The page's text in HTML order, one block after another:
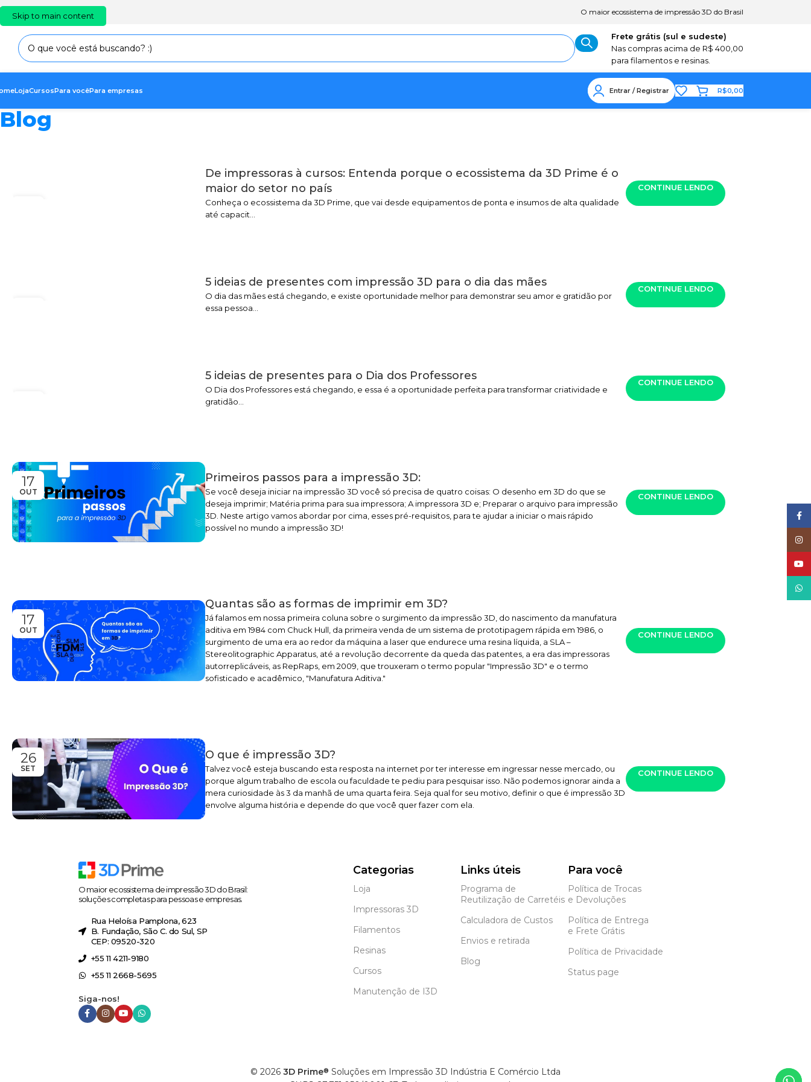
Skip to main content
EN PT ES O maior ecossistema de impressão 3D do Brasil
Frete grátis (sul e sudeste)
Nas compras acima de R$ 400,00
para filamentos e resinas.
LojaCursosPara vocêPara empresas Entrar / Registrar R$0,00
Blog
De impressoras à cursos: Entenda porque o ecossistema da 3D Prime é o
maior do setor no país
Conheça o ecossistema da 3D Prime, que vai desde equipamentos de ponta e insumos de alta qualidade
até capacit...
CONTINUE LENDO
5 ideias de presentes com impressão 3D para o dia das mães
O dia das mães está chegando, e existe oportunidade melhor para demonstrar seu amor e gratidão por
essa pessoa...
CONTINUE LENDO
5 ideias de presentes para o Dia dos Professores
O Dia dos Professores está chegando, e essa é a oportunidade perfeita para transformar criatividade e
gratidão...
CONTINUE LENDO
17
OUT
Primeiros passos para a impressão 3D:
Se você deseja iniciar na impressão 3D você só precisa de quatro coisas: O desenho em 3D do que se
deseja imprimir; Matéria prima para sua impressora; A impressora 3D e; Preparar o arquivo para impressão
3D. Neste artigo vamos abordar por cima, esses pré-requisitos, para te ajudar a iniciar o mais rápido
possível no mundo a impressão 3D!
CONTINUE LENDO
17
OUT
Quantas são as formas de imprimir em 3D?
Já falamos em nossa primeira coluna sobre o surgimento da impressão 3D, do nascimento da manufatura
aditiva em 1984 com Chuck Hull, da primeira venda de um sistema de prototipagem rápida em 1986, o
surgimento de uma era ao redor da máquina a laser que endurece uma resina líquida, a SLA –
Stereolitographic Apparatus, até a revolução decorrente da queda das patentes, a era das impressoras
autorreplicáveis, as RepRaps, em 2009, que trouxeram o termo popular "Impressão 3D" e o termo
sofisticado e acadêmico, "Manufatura Aditiva."
CONTINUE LENDO
26
SET
O que é impressão 3D?
Talvez você esteja buscando esta resposta na internet por ter interesse em ingressar nesse mercado, ou
porque algum trabalho de escola ou faculdade te pediu para pesquisar isso. Não podemos ignorar ainda a
mera curiosidade às 3 da manhã de uma quarta feira. Seja qual for seu motivo, definir o que é impressão 3D
envolve alguma história e depende do que você quer fazer com ela.
CONTINUE LENDO
O maior ecossistema de impressão 3D do Brasil:
soluções completas para pessoas e empresas.
Rua Heloísa Pamplona, 623
B. Fundação, São C. do Sul, SP
CEP: 09520-320
+55 11 4211-9180
+55 11 2668-5695
Siga-nos!
Categorias
Loja
Impressoras 3D
Filamentos
Resinas
Cursos
Manutenção de I3D
Links úteis
Programa de
Reutilização de Carretéis
Calculadora de Custos
Envios e retirada
Blog
Para você
Política de Trocas
e Devoluções
Política de Entrega
e Frete Grátis
Política de Privacidade
Status page
© 2026 3D Prime® Soluções em Impressão 3D Indústria E Comércio Ltda